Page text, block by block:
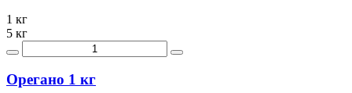
1 кг
5 кг
Орегано 1 кг